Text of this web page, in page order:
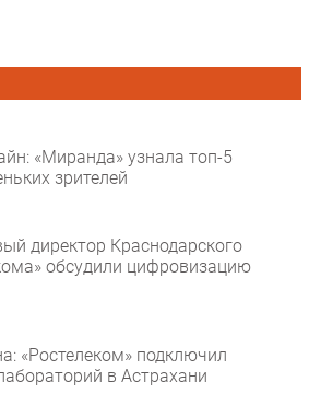
«Миранда» узнала топ-5
зрителей
директор Краснодарского
обсудили цифровизацию
«Ростелеком» подключил
в Астрахани